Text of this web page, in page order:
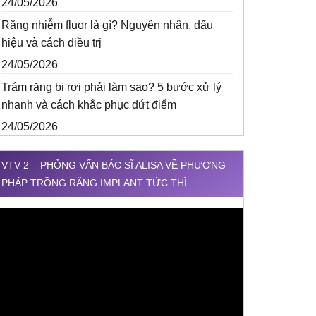
24/05/2026
Răng nhiễm fluor là gì? Nguyên nhân, dấu
hiệu và cách điều trị
24/05/2026
Trám răng bị rơi phải làm sao? 5 bước xử lý
nhanh và cách khắc phục dứt điểm
24/05/2026
VTV 2 – PHỎNG VẤN BÁC SĨ ALISA VỀ PHƯƠNG
PHÁP TRỒNG RĂNG IMPLANT TỨC THÌ